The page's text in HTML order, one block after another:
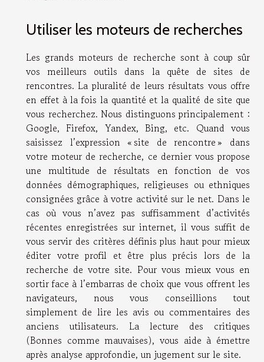
Utiliser les moteurs de recherches
Les grands moteurs de recherche sont à coup sûr
vos meilleurs outils dans la quête de sites de
rencontres. La pluralité de leurs résultats vous offre
en effet à la fois la quantité et la qualité de site que
vous recherchez. Nous distinguons principalement :
Google, Firefox, Yandex, Bing, etc. Quand vous
saisissez l’expression « site de rencontre » dans
votre moteur de recherche, ce dernier vous propose
une multitude de résultats en fonction de vos
données démographiques, religieuses ou ethniques
consignées grâce à votre activité sur le net. Dans le
cas où vous n’avez pas suffisamment d’activités
récentes enregistrées sur internet, il vous suffit de
vous servir des critères définis plus haut pour mieux
éditer votre profil et être plus précis lors de la
recherche de votre site. Pour vous mieux vous en
sortir face à l’embarras de choix que vous offrent les
navigateurs, nous vous conseillions tout
simplement de lire les avis ou commentaires des
anciens utilisateurs. La lecture des critiques
(Bonnes comme mauvaises), vous aide à émettre
après analyse approfondie, un jugement sur le site.